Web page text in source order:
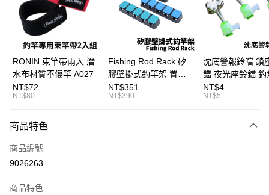
合作金庫商業銀行
第一商業銀行
華南商業銀行
彰化商業銀行
上海商業儲蓄銀行
台北富邦商業銀行
國泰世華商業銀行
兆豐國際商業銀行
臺灣中小企業銀行
台中商業銀行
匯豐（台灣）商業銀行
華泰商業銀行
聯邦商業銀行
遠東國際商業銀行
元大商業銀行
台灣樂天信用卡公司
Apple Pay
街口支付
大哥付你分期
相關說明
2.付款方式選擇「大哥付你分期」，訂單成立後會自動跳轉到大哥付的交易
成交易。
4.訂單成立30分鐘內，如未前往確認交易或遇審核未通過，訂單將自動取
法說明評估內容。
相關說明
AFTEE先享後付是「在收到商品之後才付款」的支付方式。 讓您購物簡單
便利好安心！
２．便利：只要手機號碼，簡訊認證，即可結帳。
ATM付款
RONIN 束竿帶兩入 潛
水布材質不傷竿 A027
NT$72
NT$80
Fishing Rod Rack 矽
膠壁掛式釣竿架 置竿
架 壁鎖式竿架 釣竿展
示架 T1086
NT$351
NT$390
沈底警報鈴噹 鎖
鐺 夜光座鈴鐺 釣
鐺 沉底鈴鐺 1入 可插
Ø4.5x37mm夜光
NT$4
NT$5
商品特色
商品編號
9026263
商品特色